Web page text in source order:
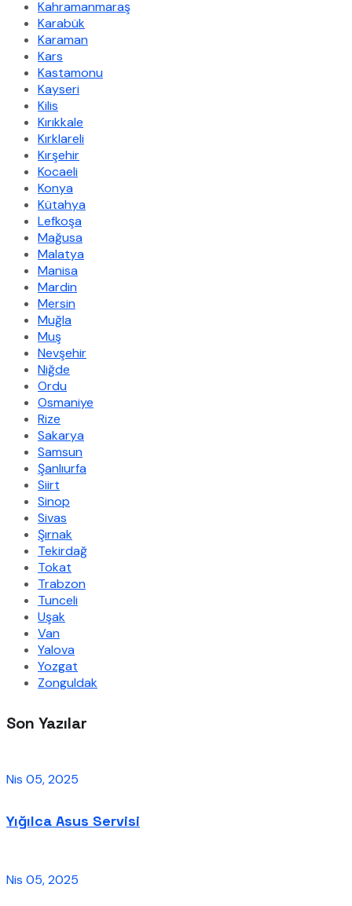
Kahramanmaraş
Karabük
Karaman
Kars
Kastamonu
Kayseri
Kilis
Kırıkkale
Kırklareli
Kırşehir
Kocaeli
Konya
Kütahya
Lefkoşa
Mağusa
Malatya
Manisa
Mardin
Mersin
Muğla
Muş
Nevşehir
Niğde
Ordu
Osmaniye
Rize
Sakarya
Samsun
Şanlıurfa
Siirt
Sinop
Sivas
Şırnak
Tekirdağ
Tokat
Trabzon
Tunceli
Uşak
Van
Yalova
Yozgat
Zonguldak
Son Yazılar
Nis 05, 2025
Yığılca Asus Servisi
Nis 05, 2025